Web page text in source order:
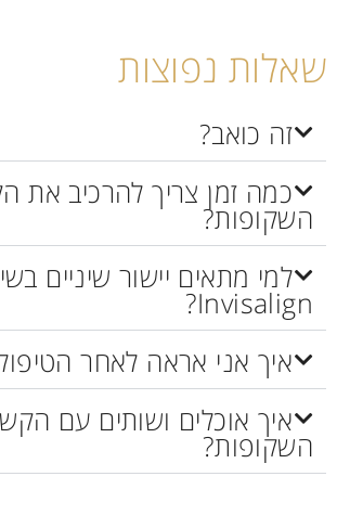
שאלות נפוצות
זה כואב?
כמה זמן צריך להרכיב את
השקופות?
למי מתאים יישור שיניים
Invisalign?
איך אני אראה לאחר
איך אוכלים ושותים עם
השקופות?